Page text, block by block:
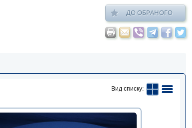
ДО ОБРАНОГО
Вид списку: